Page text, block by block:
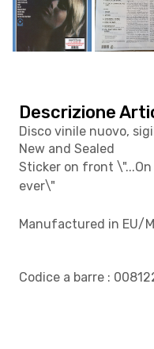
Descrizione
Disco vinile nuovo,
New and Sealed
Sticker on front
ever\"
Manufactured in EU/
Codice a barre :